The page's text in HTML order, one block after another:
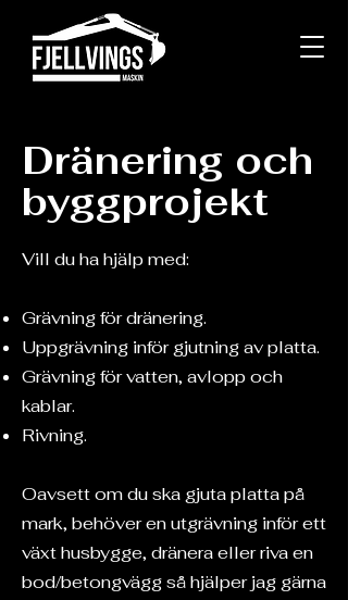
Dränering och
byggprojekt
Vill du ha hjälp med:
Grävning för dränering.
Uppgrävning inför gjutning av platta.
Grävning för vatten, avlopp och
kablar.
Rivning.
Oavsett om du ska gjuta platta på
mark, behöver en utgrävning inför ett
växt husbygge, dränera eller riva en
bod/betongvägg så hjälper jag gärna